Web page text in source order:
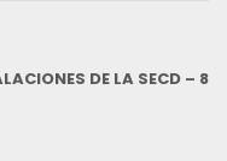
DE LA SECD – 8